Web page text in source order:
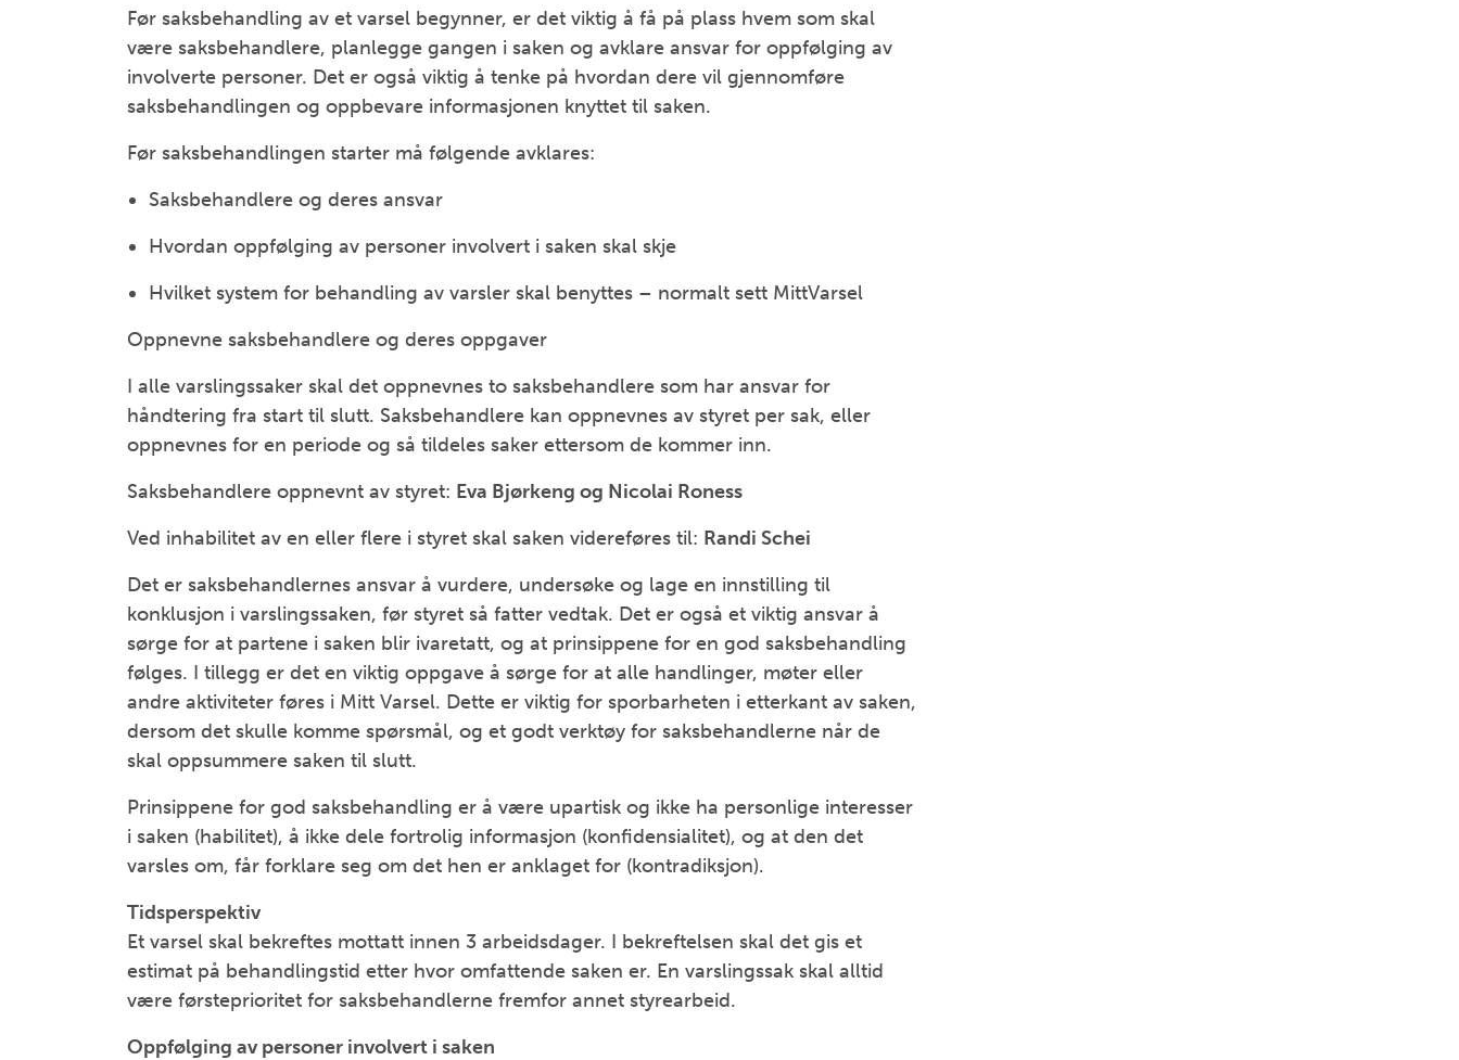
Før saksbehandling av et varsel begynner, er det viktig å få på plass hvem som skal
være saksbehandlere, planlegge gangen i saken og avklare ansvar for oppfølging av
involverte personer. Det er også viktig å tenke på hvordan dere vil gjennomføre
saksbehandlingen og oppbevare informasjonen knyttet til saken.
Før saksbehandlingen starter må følgende avklares:
Saksbehandlere og deres ansvar
Hvordan oppfølging av personer involvert i saken skal skje
Hvilket system for behandling av varsler skal benyttes – normalt sett MittVarsel
Oppnevne saksbehandlere og deres oppgaver
I alle varslingssaker skal det oppnevnes to saksbehandlere som har ansvar for
håndtering fra start til slutt. Saksbehandlere kan oppnevnes av styret per sak, eller
oppnevnes for en periode og så tildeles saker ettersom de kommer inn.
Saksbehandlere oppnevnt av styret: Eva Bjørkeng og Nicolai Roness
Ved inhabilitet av en eller flere i styret skal saken videreføres til: Randi Schei
Det er saksbehandlernes ansvar å vurdere, undersøke og lage en innstilling til
konklusjon i varslingssaken, før styret så fatter vedtak. Det er også et viktig ansvar å
sørge for at partene i saken blir ivaretatt, og at prinsippene for en god saksbehandling
følges. I tillegg er det en viktig oppgave å sørge for at alle handlinger, møter eller
andre aktiviteter føres i Mitt Varsel. Dette er viktig for sporbarheten i etterkant av saken,
dersom det skulle komme spørsmål, og et godt verktøy for saksbehandlerne når de
skal oppsummere saken til slutt.
Prinsippene for god saksbehandling er å være upartisk og ikke ha personlige interesser
i saken (habilitet), å ikke dele fortrolig informasjon (konfidensialitet), og at den det
varsles om, får forklare seg om det hen er anklaget for (kontradiksjon).
Tidsperspektiv
Et varsel skal bekreftes mottatt innen 3 arbeidsdager. I bekreftelsen skal det gis et
estimat på behandlingstid etter hvor omfattende saken er. En varslingssak skal alltid
være førsteprioritet for saksbehandlerne fremfor annet styrearbeid.
Oppfølging av personer involvert i saken